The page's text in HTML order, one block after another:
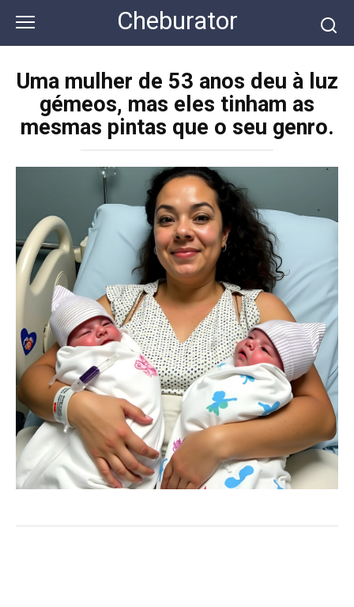
контенту
Cheburator
Uma mulher de 53 anos deu à luz
gémeos, mas eles tinham as
mesmas pintas que o seu genro.